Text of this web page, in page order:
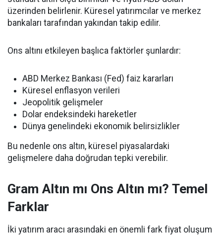
üzerinden belirlenir. Küresel yatırımcılar ve merkez
bankaları tarafından yakından takip edilir.
Ons altını etkileyen başlıca faktörler şunlardır:
ABD Merkez Bankası (Fed) faiz kararları
Küresel enflasyon verileri
Jeopolitik gelişmeler
Dolar endeksindeki hareketler
Dünya genelindeki ekonomik belirsizlikler
Bu nedenle ons altın, küresel piyasalardaki
gelişmelere daha doğrudan tepki verebilir.
Gram Altın mı Ons Altın mı? Temel
Farklar
İki yatırım aracı arasındaki en önemli fark fiyat oluşum